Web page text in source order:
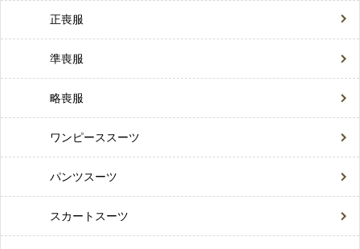
正喪服
準喪服
略喪服
ワンピーススーツ
パンツスーツ
スカートスーツ